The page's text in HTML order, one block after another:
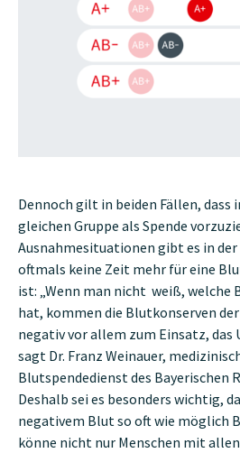
Dennoch gilt in beiden Fällen, dass
gleichen Gruppe als Spende
Ausnahmesituationen gibt es in
oftmals keine Zeit mehr für eine
ist: „Wenn man nicht weiß, welche
hat, kommen die Blutkonserven
negativ vor allem zum Einsatz, das
sagt Dr. Franz Weinauer,
Blutspendedienst des Bayerischen
Deshalb sei es besonders wichtig,
negativem Blut so oft wie möglich
könne nicht nur Menschen mit